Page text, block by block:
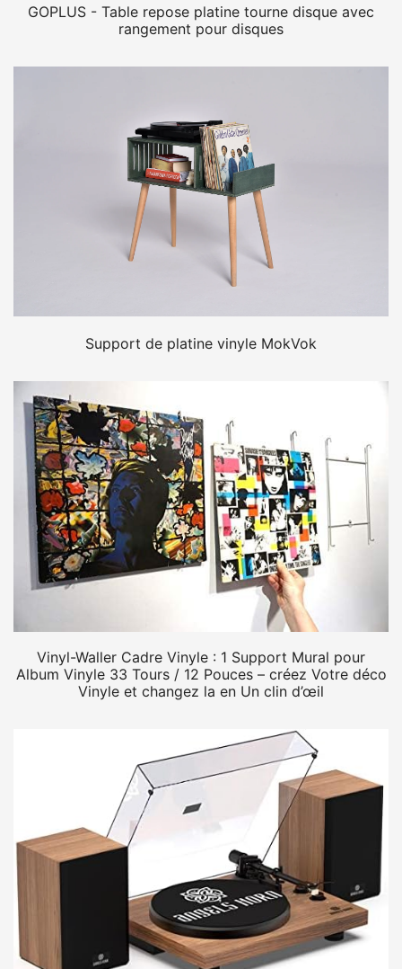
GOPLUS - Table repose platine tourne disque avec
rangement pour disques
Support de platine vinyle MokVok
Vinyl-Waller Cadre Vinyle : 1 Support Mural pour
Album Vinyle 33 Tours / 12 Pouces – créez Votre déco
Vinyle et changez la en Un clin d’œil